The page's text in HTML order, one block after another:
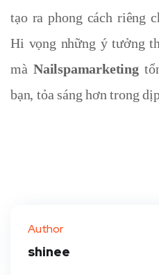
tạo ra phong cách riêng
Hi vọng những ý tưởng
mà Nailspamarketing
bạn, tỏa sáng hơn trong
Author
shinee